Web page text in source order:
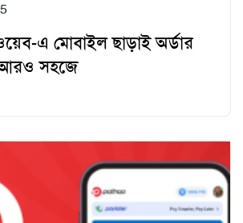
এ মোবাইল ছাড়াই অর্ডার
সহজে